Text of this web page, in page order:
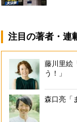
注目の著者・連
藤川里絵
う！」
森口亮「